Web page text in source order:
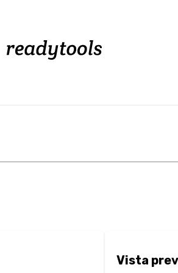
Vista